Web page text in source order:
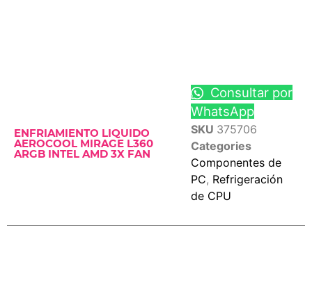
ENFRIAMIENTO LIQUIDO
AEROCOOL MIRAGE L360
ARGB INTEL AMD 3X FAN
Consultar por
WhatsApp
SKU 375706
Categories
Componentes de
PC, Refrigeración
de CPU